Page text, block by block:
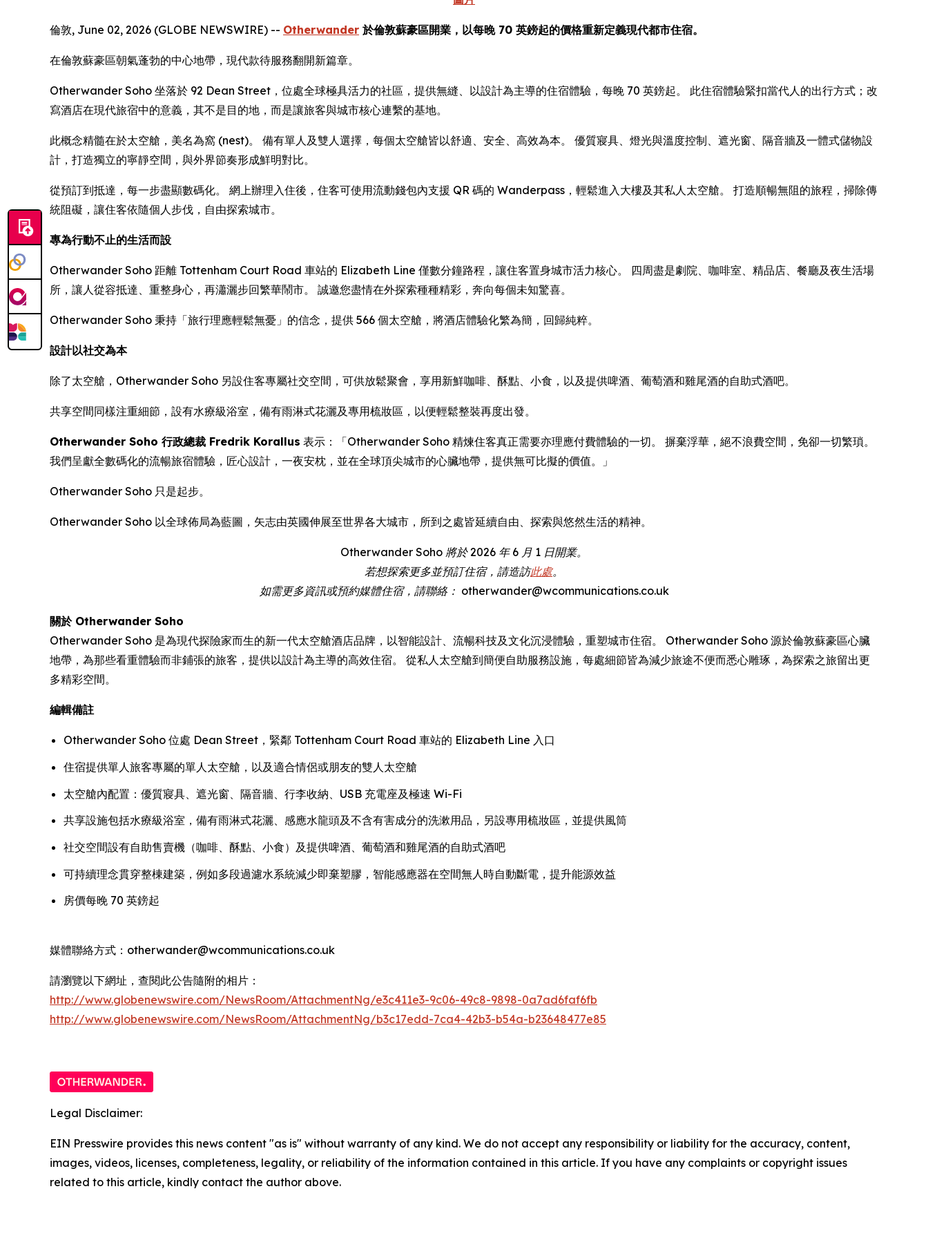
倫敦, June 02, 2026 (GLOBE NEWSWIRE) -- Otherwander 於倫敦蘇豪區開業，以每晚 70 英鎊起的價格重新定義現代都市住宿。
在倫敦蘇豪區朝氣蓬勃的中心地帶，現代款待服務翻開新篇章。
Otherwander Soho 坐落於 92 Dean Street，位處全球極具活力的社區，提供無縫、以設計為主導的住宿體驗，每晚 70 英鎊起。 此住宿體驗緊扣當代人的出行方式；改
寫酒店在現代旅宿中的意義，其不是目的地，而是讓旅客與城市核心連繫的基地。
此概念精髓在於太空艙，美名為窩 (nest)。 備有單人及雙人選擇，每個太空艙皆以舒適、安全、高效為本。 優質寢具、燈光與溫度控制、遮光窗、隔音牆及一體式儲物設
計，打造獨立的寧靜空間，與外界節奏形成鮮明對比。
從預訂到抵達，每一步盡顯數碼化。 網上辦理入住後，住客可使用流動錢包內支援 QR 碼的 Wanderpass，輕鬆進入大樓及其私人太空艙。 打造順暢無阻的旅程，掃除傳
統阻礙，讓住客依隨個人步伐，自由探索城市。
專為行動不止的生活而設
Otherwander Soho 距離 Tottenham Court Road 車站的 Elizabeth Line 僅數分鐘路程，讓住客置身城市活力核心。 四周盡是劇院、咖啡室、精品店、餐廳及夜生活場
所，讓人從容抵達、重整身心，再瀟灑步回繁華鬧市。 誠邀您盡情在外探索種種精彩，奔向每個未知驚喜。
Otherwander Soho 秉持「旅行理應輕鬆無憂」的信念，提供 566 個太空艙，將酒店體驗化繁為簡，回歸純粹。
設計以社交為本
除了太空艙，Otherwander Soho 另設住客專屬社交空間，可供放鬆聚會，享用新鮮咖啡、酥點、小食，以及提供啤酒、葡萄酒和雞尾酒的自助式酒吧。
共享空間同樣注重細節，設有水療級浴室，備有雨淋式花灑及專用梳妝區，以便輕鬆整裝再度出發。
Otherwander Soho 行政總裁 Fredrik Korallus 表示：「Otherwander Soho 精煉住客真正需要亦理應付費體驗的一切。 摒棄浮華，絕不浪費空間，免卻一切繁瑣。
我們呈獻全數碼化的流暢旅宿體驗，匠心設計，一夜安枕，並在全球頂尖城市的心臟地帶，提供無可比擬的價值。」
Otherwander Soho 只是起步。
Otherwander Soho 以全球佈局為藍圖，矢志由英國伸展至世界各大城市，所到之處皆延續自由、探索與悠然生活的精神。
Otherwander Soho 將於 2026 年 6 月 1 日開業。
若想探索更多並預訂住宿，請造訪此處。
如需更多資訊或預約媒體住宿，請聯絡： otherwander@wcommunications.co.uk
關於 Otherwander Soho
Otherwander Soho 是為現代探險家而生的新一代太空艙酒店品牌，以智能設計、流暢科技及文化沉浸體驗，重塑城市住宿。 Otherwander Soho 源於倫敦蘇豪區心臟
地帶，為那些看重體驗而非鋪張的旅客，提供以設計為主導的高效住宿。 從私人太空艙到簡便自助服務設施，每處細節皆為減少旅途不便而悉心雕琢，為探索之旅留出更
多精彩空間。
編輯備註
Otherwander Soho 位處 Dean Street，緊鄰 Tottenham Court Road 車站的 Elizabeth Line 入口
住宿提供單人旅客專屬的單人太空艙，以及適合情侶或朋友的雙人太空艙
太空艙內配置：優質寢具、遮光窗、隔音牆、行李收納、USB 充電座及極速 Wi-Fi
共享設施包括水療級浴室，備有雨淋式花灑、感應水龍頭及不含有害成分的洗漱用品，另設專用梳妝區，並提供風筒
社交空間設有自助售賣機（咖啡、酥點、小食）及提供啤酒、葡萄酒和雞尾酒的自助式酒吧
可持續理念貫穿整棟建築，例如多段過濾水系統減少即棄塑膠，智能感應器在空間無人時自動斷電，提升能源效益
房價每晚 70 英鎊起
媒體聯絡方式：otherwander@wcommunications.co.uk
請瀏覽以下網址，查閱此公告隨附的相片：
http://www.globenewswire.com/NewsRoom/AttachmentNg/e3c411e3-9c06-49c8-9898-0a7ad6faf6fb
http://www.globenewswire.com/NewsRoom/AttachmentNg/b3c17edd-7ca4-42b3-b54a-b23648477e85
Legal Disclaimer:
EIN Presswire provides this news content "as is" without warranty of any kind. We do not accept any responsibility or liability for the accuracy, content,
images, videos, licenses, completeness, legality, or reliability of the information contained in this article. If you have any complaints or copyright issues
related to this article, kindly contact the author above.